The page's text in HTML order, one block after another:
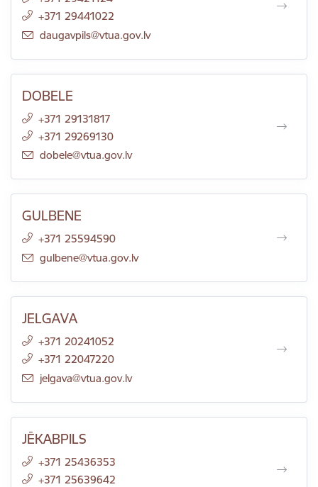
+371 29441022
E-pasts:
daugavpils@vtua.gov.lv
DOBELE
+371 29131817
+371 29269130
E-pasts:
dobele@vtua.gov.lv
GULBENE
+371 25594590
E-pasts:
gulbene@vtua.gov.lv
JELGAVA
+371 20241052
+371 22047220
E-pasts:
jelgava@vtua.gov.lv
JĒKABPILS
+371 25436353
+371 25639642